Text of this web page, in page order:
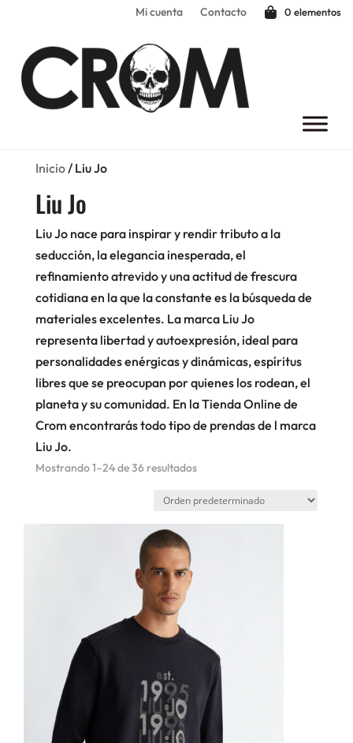
Mi cuenta Contacto 0 elementos
Inicio/ Liu Jo
Liu Jo
Liu Jo nace para inspirar y rendir tributo a la
seducción, la elegancia inesperada, el
refinamiento atrevido y una actitud de frescura
cotidiana en la que la constante es la búsqueda de
materiales excelentes. La marca Liu Jo
representa libertad y autoexpresión, ideal para
personalidades enérgicas y dinámicas, espíritus
libres que se preocupan por quienes los rodean, el
planeta y su comunidad. En la Tienda Online de
Crom encontrarás todo tipo de prendas de l marca
Liu Jo.
Mostrando 1–24 de 36 resultados